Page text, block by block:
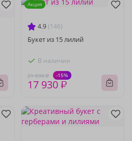
4.9 (146)
Букет из 15 лилий
В наличии
21 090 ₽ -15%
17 930 ₽
Акция